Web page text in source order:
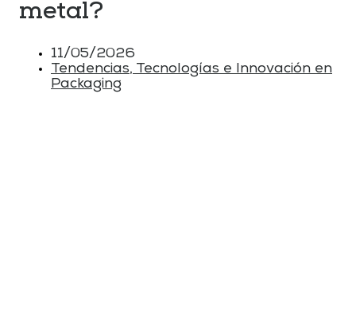
metal?
11/05/2026
Tendencias, Tecnologías e Innovación en
Packaging